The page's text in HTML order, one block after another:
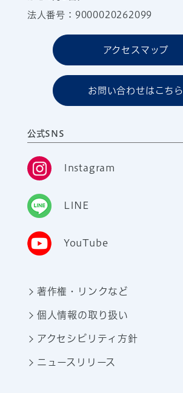
法人番号：9000020262099
アクセスマップ
お問い合わせはこちら
公式SNS
Instagram
LINE
YouTube
著作権・リンクなど
個人情報の取り扱い
アクセシビリティ方針
ニュースリリース